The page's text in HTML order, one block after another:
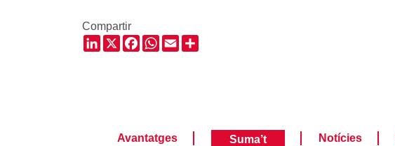
Compartir
LinkedIn
X Facebook
WhatsApp
Email
Avantatges Suma’t Notícies